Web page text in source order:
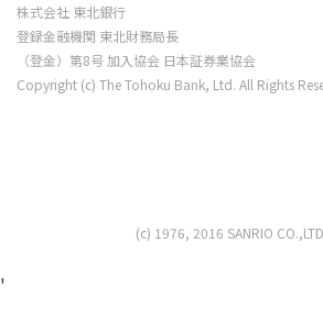
株式会社 東北銀行
登録金融機関 東北財務局長
（登金）第8号 加入協会 日本証券業協会
Copyright (c) The Tohoku Bank, Ltd. All Rights
(c) 1976, 2016 SANRIO
'